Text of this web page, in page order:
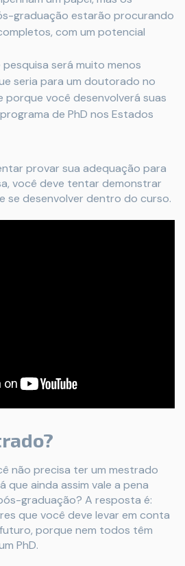
graduação estarão procurando
com um potencial
será muito menos
seria para um doutorado no
porque você desenvolverá suas
de PhD nos Estados
provar sua adequação para
você deve tentar demonstrar
se desenvolver dentro do curso.
não precisa ter um mestrado
que ainda assim vale a pena
graduação? A resposta é:
que você deve levar em conta
porque nem todos têm
PhD.